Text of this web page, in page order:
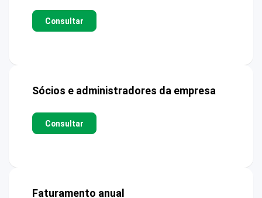
Consultar
Sócios e administradores da empresa
Consultar
Faturamento anual